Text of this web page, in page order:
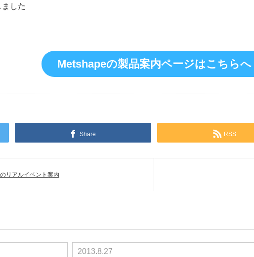
した
Metshapeの製品案内ページはこちらへ
Share RSS
リアルイベント案内
2013.8.27